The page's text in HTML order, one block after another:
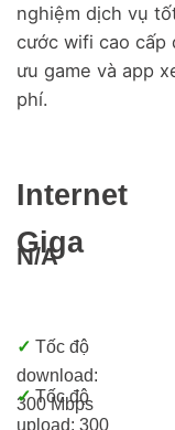
nghiệm dịch vụ
cước wifi cao cấp
ưu game và app
phí.
Internet
Giga
N/A
✓ Tốc độ
download:
300 Mbps
✓ Tốc độ
upload: 300